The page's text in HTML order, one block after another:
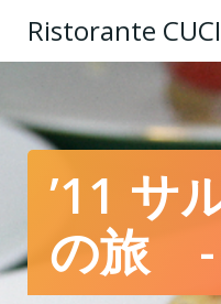
Ristorante
’11 サ
の旅 -